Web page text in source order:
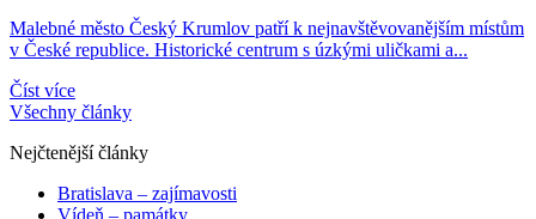
Malebné město Český Krumlov patří k nejnavštěvovanějším místům
v České republice. Historické centrum s úzkými uličkami a...
Číst více
Všechny články
Nejčtenější články
Bratislava – zajímavosti